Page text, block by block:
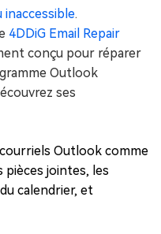
.
4DDiG Email Repair
conçu pour réparer
Outlook
ses
Outlook comme
pièces jointes, les
calendrier, et